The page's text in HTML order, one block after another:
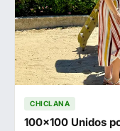
CHICLANA
100x100 Unidos